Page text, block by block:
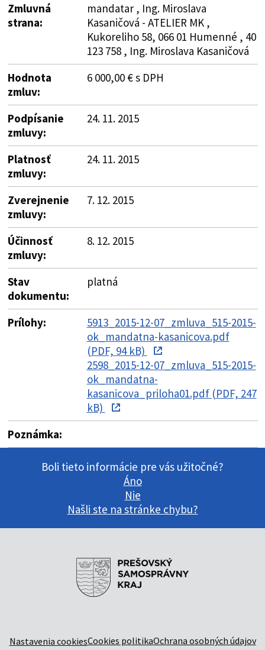
Zmluvná
strana:
mandatar , Ing. Miroslava
Kasaničová - ATELIER MK ,
Kukoreliho 58, 066 01 Humenné , 40
123 758 , Ing. Miroslava Kasaničová
Hodnota
zmluv:
6 000,00 € s DPH
Podpísanie
zmluvy:
24. 11. 2015
Platnosť
zmluvy:
24. 11. 2015
Zverejnenie
zmluvy:
7. 12. 2015
Účinnosť
zmluvy:
8. 12. 2015
Stav
dokumentu:
platná
Prílohy:
5913_2015-12-07_zmluva_515-2015-
ok_mandatna-kasanicova.pdf
(PDF, 94 kB)
2598_2015-12-07_zmluva_515-2015-
ok_mandatna-
kasanicova_priloha01.pdf (PDF, 247
kB)
Poznámka:
Boli tieto informácie pre vás užitočné?
Áno
Nie
Našli ste na stránke chybu?
Nastavenia cookiesCookies politikaOchrana osobných údajov